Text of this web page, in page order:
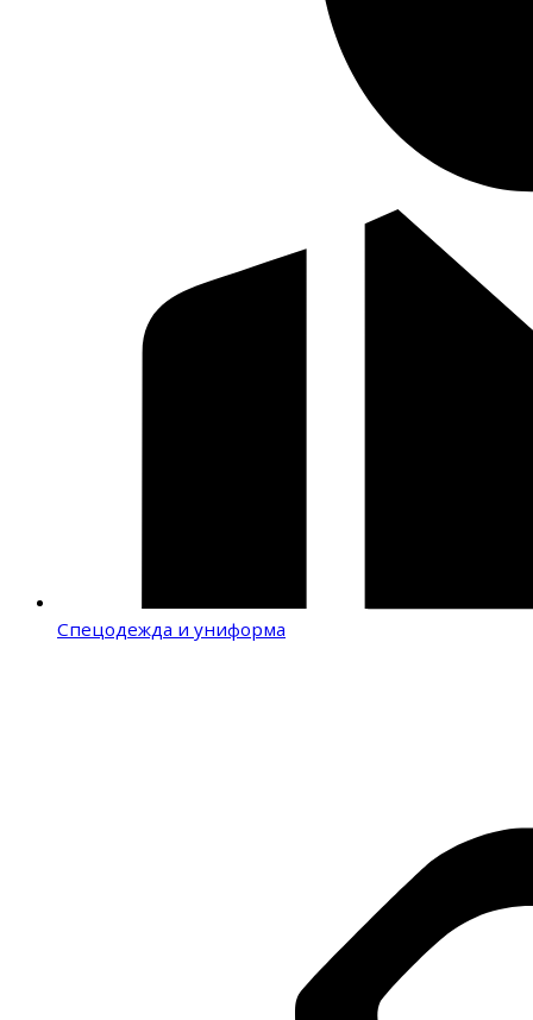
Спецодежда и униформа